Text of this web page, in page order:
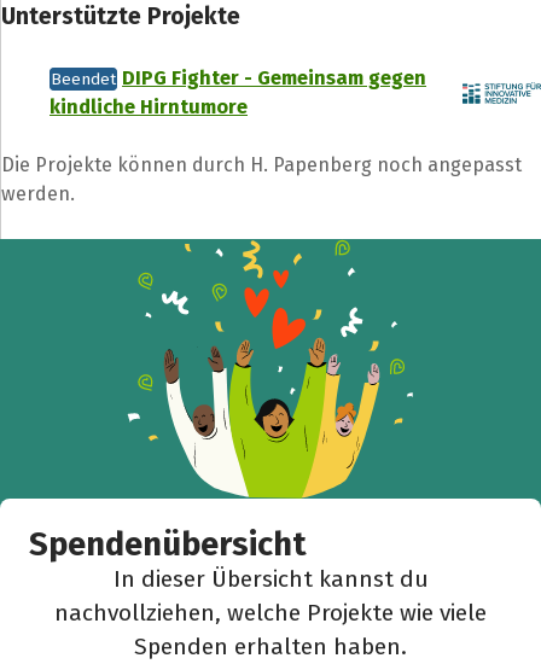
Unterstützte Projekte
Beendet DIPG Fighter - Gemeinsam gegen
kindliche Hirntumore
Die Projekte können durch H. Papenberg noch angepasst
werden.
Spendenübersicht
In dieser Übersicht kannst du
nachvollziehen, welche Projekte wie viele
Spenden erhalten haben.